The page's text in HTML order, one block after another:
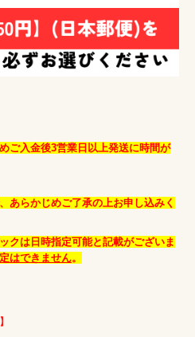
ご入金後3営業日以上発送に時間が
あらかじめご了承の上お申し込みく
クは日時指定可能と記載がございま
はできません。